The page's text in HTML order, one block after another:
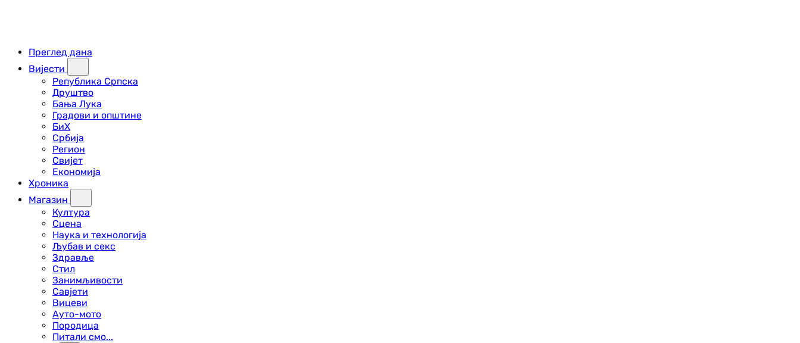
Преглед дана
Вијести
Република Српска
Друштво
Бања Лука
Градови и општине
БиХ
Србија
Регион
Свијет
Економија
Хроника
Магазин
Култура
Сцена
Наука и технологија
Љубав и секс
Здравље
Стил
Занимљивости
Савјети
Вицеви
Ауто-мото
Породица
Питали смо...